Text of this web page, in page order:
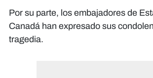
Por su parte, los embajadores de
Canadá han expresado sus
tragedia.